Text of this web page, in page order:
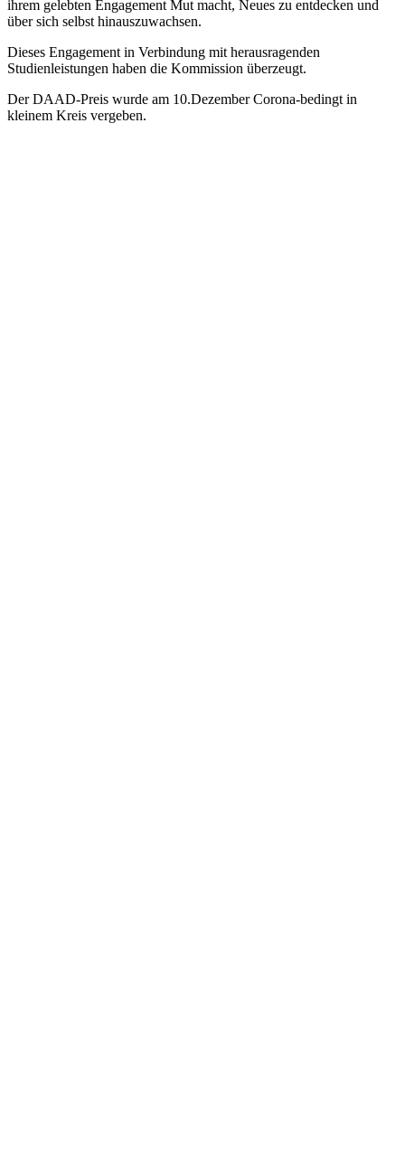
ihrem gelebten Engagement Mut macht, Neues zu entdecken und
über sich selbst hinauszuwachsen.
Dieses Engagement in Verbindung mit herausragenden
Studienleistungen haben die Kommission überzeugt.
Der DAAD-Preis wurde am 10.Dezember Corona-bedingt in
kleinem Kreis vergeben.